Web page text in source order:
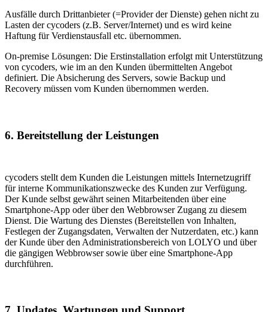
Ausfälle durch Drittanbieter (=Provider der Dienste) gehen nicht zu
Lasten der cycoders (z.B. Server/Internet) und es wird keine
Haftung für Verdienstausfall etc. übernommen.
On-premise Lösungen: Die Erstinstallation erfolgt mit Unterstützung
von cycoders, wie im an den Kunden übermittelten Angebot
definiert. Die Absicherung des Servers, sowie Backup und
Recovery müssen vom Kunden übernommen werden.
6. Bereitstellung der Leistungen
cycoders stellt dem Kunden die Leistungen mittels Internetzugriff
für interne Kommunikationszwecke des Kunden zur Verfügung.
Der Kunde selbst gewährt seinen Mitarbeitenden über eine
Smartphone-App oder über den Webbrowser Zugang zu diesem
Dienst. Die Wartung des Dienstes (Bereitstellen von Inhalten,
Festlegen der Zugangsdaten, Verwalten der Nutzerdaten, etc.) kann
der Kunde über den Administrationsbereich von LOLYO und über
die gängigen Webbrowser sowie über eine Smartphone-App
durchführen.